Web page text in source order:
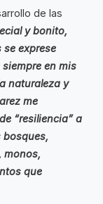
de las
y bonito,
exprese
en mis
naturaleza y
me
“resiliencia” a
bosques,
monos,
que